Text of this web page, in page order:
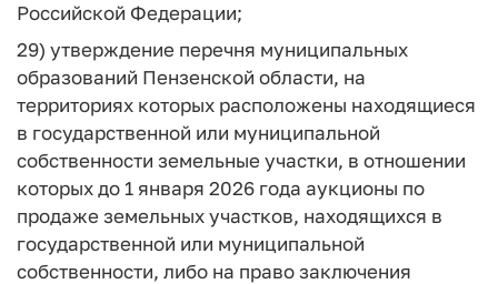
Российской Федерации;
29) утверждение перечня муниципальных
образований Пензенской области, на
территориях которых расположены находящиеся
в государственной или муниципальной
собственности земельные участки, в отношении
которых до 1 января 2026 года аукционы по
продаже земельных участков, находящихся в
государственной или муниципальной
собственности, либо на право заключения